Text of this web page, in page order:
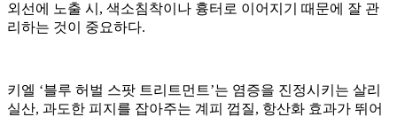
외선에 노출 시, 색소침착이나 흉터로 이어지기 때문에 잘 관
리하는 것이 중요하다.
키엘 ‘블루 허벌 스팟 트리트먼트’는 염증을 진정시키는 살리
실산, 과도한 피지를 잡아주는 계피 껍질, 항산화 효과가 뛰어